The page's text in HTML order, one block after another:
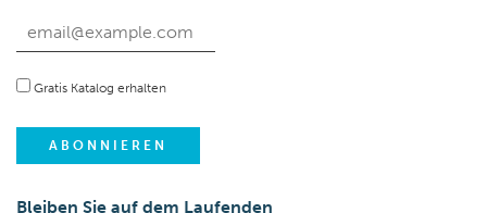
Gratis Katalog erhalten
Bleiben Sie auf dem Laufenden